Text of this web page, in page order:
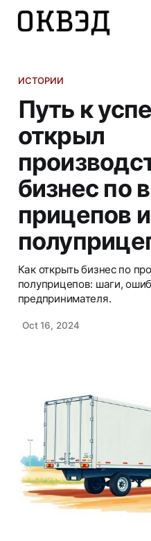
ИСТОРИИ
Путь к
открыл
бизнес по
прицепов и
Как открыть бизнес по
полуприцепов: шаги,
предпринимателя.
Oct 16, 2024